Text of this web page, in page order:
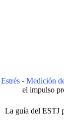
Estrés- Medición
el impulso
La guía del ESTJ